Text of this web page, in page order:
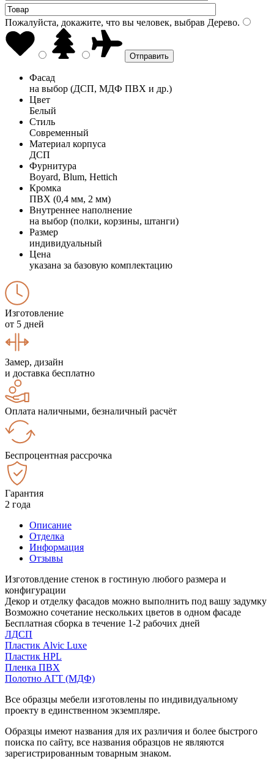
Пожалуйста, докажите, что вы человек, выбрав Дерево.
Фасад
на выбор (ДСП, МДФ ПВХ и др.)
Цвет
Белый
Стиль
Современный
Материал корпуса
ДСП
Фурнитура
Boyard, Blum, Hettich
Кромка
ПВХ (0,4 мм, 2 мм)
Внутреннее наполнение
на выбор (полки, корзины, штанги)
Размер
индивидуальный
Цена
указана за базовую комплектацию
Изготовление
от 5 дней
Замер, дизайн
и доставка бесплатно
Оплата наличными, безналичный расчёт
Беспроцентная рассрочка
Гарантия
2 года
Описание
Отделка
Информация
Отзывы
Изготовлдение стенок в гостиную любого размера и
конфигурации
Декор и отделку фасадов можно выполнить под вашу задумку
Возможно сочетание нескольких цветов в одном фасаде
Бесплатная сборка в течение 1-2 рабочих дней
ЛДСП
Пластик Alvic Luxe
Пластик HPL
Пленка ПВХ
Полотно АГТ (МДФ)
Все образцы мебели изготовлены по индивидуальному
проекту в единственном экземпляре.
Образцы имеют названия для их различия и более быстрого
поиска по сайту, все названия образцов не являются
зарегистрированным товарным знаком.